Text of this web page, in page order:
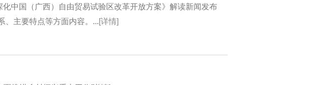
中国（广西）自由贸易试验区改革开放方案》解读新闻发布
、主要特点等方面内容。...[详情]